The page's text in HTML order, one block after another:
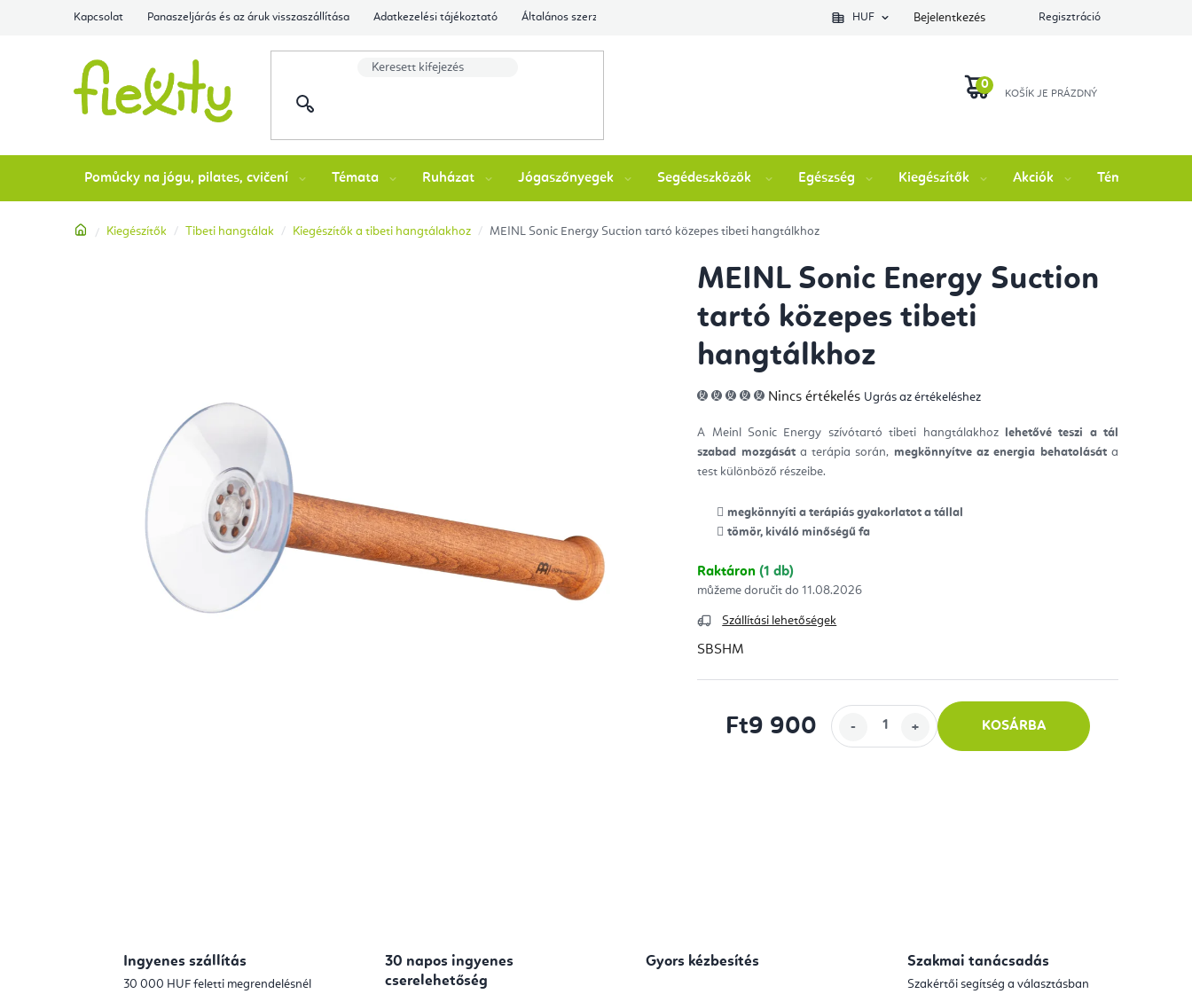
Kapcsolat Panaszeljárás és az áruk visszaszállítása Adatkezelési tájékoztató Általános szerződési feltételek Ellenőrizze a rendelés állapotátHUF Bejelentkezés Regisztráció
Pomůcky na jógu, pilates, cvičení Témata Ruházat Jógaszőnyegek Segédeszközök Egészség Kiegészítők Akciók Témák
Kezdőlap
Kiegészítők Tibeti hangtálak Kiegészítők a tibeti hangtálakhoz MEINL Sonic Energy Suction tartó közepes tibeti hangtálkhoz
MEINL Sonic Energy Suction
tartó közepes tibeti
hangtálkhoz
A
termék
5-
ből
0,0
csillag.
Nincs értékelés Ugrás az értékeléshez
A Meinl Sonic Energy szívótartó tibeti hangtálakhoz lehetővé teszi a tál
szabad mozgásáta terápia során, megkönnyítve az energia behatolásáta
test különböző részeibe.
megkönnyíti a terápiás gyakorlatot a tállal
tömör, kiváló minőségű fa
Raktáron(1 db)
11.08.2026
Szállítási lehetőségek
SBSHM
Ft9 900 KOSÁRBA
Ingyenes szállítás
30 000 HUF feletti megrendelésnél
30 napos ingyenes
cserelehetőség
Gyors kézbesítés Szakmai tanácsadás
Szakértői segítség a választásban